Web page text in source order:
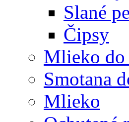
Slané
Čipsy
Mlieko
Smotana
Mlieko